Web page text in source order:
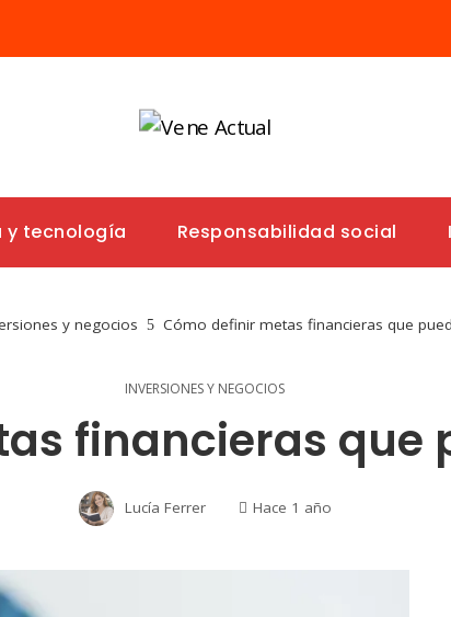
y tecnología Responsabilidad social
y negocios Cómo definir metas financieras que
INVERSIONES Y NEGOCIOS
financieras que
Lucía Ferrer Hace 1 año